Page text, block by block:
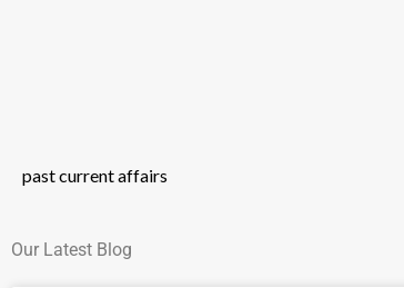
past current affairs
Our Latest Blog